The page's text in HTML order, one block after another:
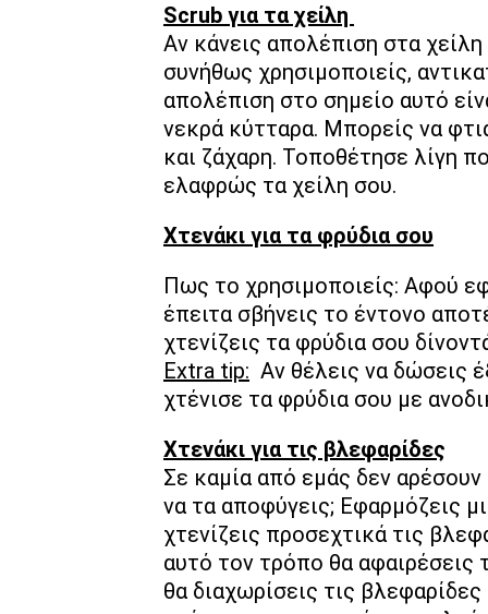
Scrub για τα χείλη
Αν κάνεις απολέπιση στα
συνήθως χρησιμοποιείς,
απολέπιση στο σημείο αυτό
νεκρά κύτταρα. Μπορείς να
και ζάχαρη. Τοποθέτησε λίγη
ελαφρώς τα χείλη σου.
Χτενάκι για τα φρύδια σου
Πως το χρησιμοποιείς: Aφού
έπειτα σβήνεις το έντονο
χτενίζεις τα φρύδια σου
Extra tip: Αν θέλεις να δώσεις
χτένισε τα φρύδια σου με
Χτενάκι για τις βλεφαρίδες
Σε καμία από εμάς δεν αρέσουν
να τα αποφύγεις; Εφαρμόζεις
χτενίζεις προσεχτικά τις
αυτό τον τρόπο θα
θα διαχωρίσεις τις